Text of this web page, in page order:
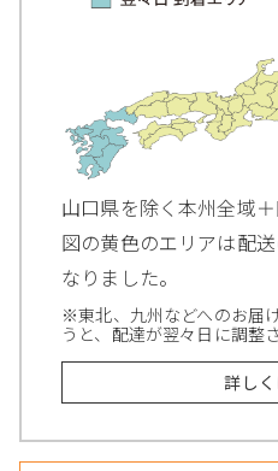
山口県を除く本州全域＋
図の黄色のエリアは配
なりました。
※東北、九州などへのお届
うと、配達が翌々日に調整
詳し